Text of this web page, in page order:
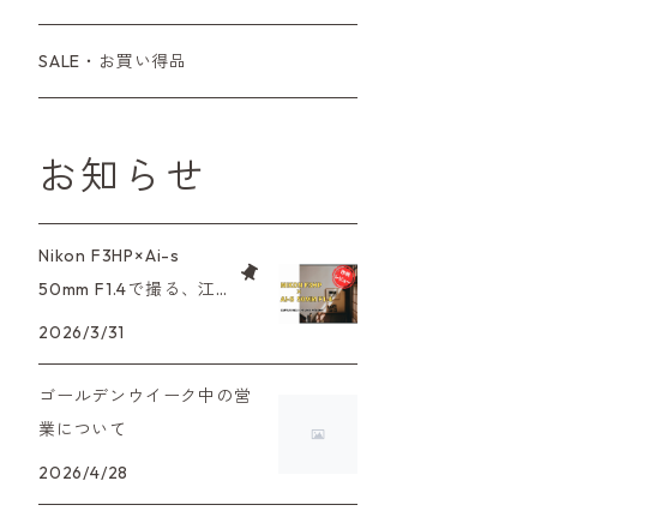
M42単焦点レンズ
Tシリーズ
コンパクト
α7、α9、X700
OLYMPUS（オリンパス）
PENシリーズ
XAシリーズ
35DC、35SP
PEN F、FT
OM-1
HEXAR
Leica（ライカ）
Mシリーズ
minilux
ド）
ス）
デジタルカメラ
レンジファインダーレンズ
大判レンズ
レンズその他
一眼レンズ
マウントアダプター
35mm（135）カラーリバーサル
アクセサリー・付属品
L39
FD（キヤノン）
OM（オリンパス）
A（ミノルタ（ソニー））
初心者の方へもおすすめ！
SALE・お買い得品
お知らせ
Nikon F3HP×Ai-s
50mm F1.4で撮る、江
戸東京たてもの園。ノ
2026/3/31
ゴールデンウイーク中の営
業について
2026/4/28